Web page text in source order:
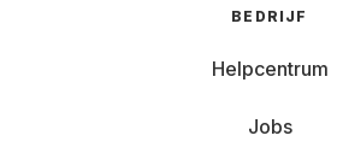
BEDRIJF
Helpcentrum
Jobs